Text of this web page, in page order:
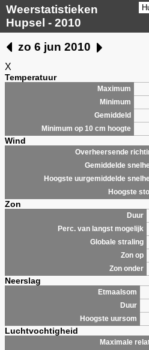
Weerstatistieken
Hupsel - 2010
zo 6 jun 2010
X
Temperatuur
Maximum
Minimum
Gemiddeld
Minimum op 10 cm hoogte
Wind
Overheersende
Gemiddelde
Hoogste uurgemiddelde
Hoogste
Zon
Duur
Perc. van langst mogelijk
Globale straling
Zon op
Zon onder
Neerslag
Etmaalsom
Duur
Hoogste uursom
Luchtvochtigheid
Maximale